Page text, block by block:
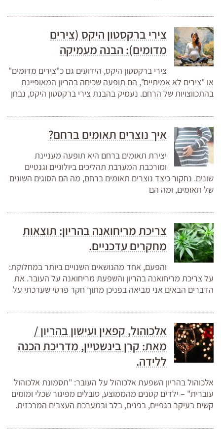
צירי ברקסטון היקס (צירים
מדומים): הבנה מעמיקה
צירי ברקסטון היקס, הידועים גם כ"צירים מדומים"
או "צירים לא אמיתיים", הם תופעה שכיחה בהריון המאופיינת
בהתכווצויות של הרחם. נעמיק בהבנת צירי ברקסטון היקס, נבחן
איך נוצרים תאומים ברחם?
יצירת תאומים ברחם היא תופעה מעניינת
ומורכבת המערבת תהליכים ביולוגיים וגנטיים
שונים. נחקור כיצד נוצרים תאומים ברחם, מה הם הסוגים השונים
של תאומים, ומה הם
צריכת מריחואנה בהריון: תוצאות
מחקרים עדכניים.
והפעם, אחד מהנושאים השנויים ביותר במחלוקת:
על צריכת מריחואנה בהריון והשפעת מריחואנה על העובר. את
הדברים הבאים אני מביאה בפניכן מתוך חקר פרטי שערכתי על
אלכוהול, קפאין ועישון בהריון /
מאת: קרן בינשטיין, מדריכת הכנה
ללידה.
אלכוהול בהריון השפעת אלכוהול על העובר: "תסמונת אלכוהול
עוברית" – ילדים קטנים מהממוצע, סובלים מפיגור שכלי ומומים
קשים בעיקר בגפיים, בפנים, בלב ובמערכת העצבים המרכזית.